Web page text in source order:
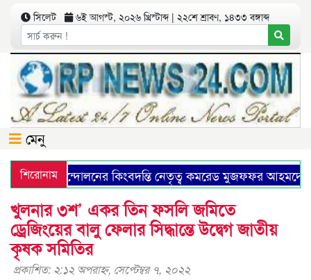
সিলেট ৬ই আগস্ট, ২০২৬ খ্রিস্টাব্দ | ২২শে শ্রাবণ, ১৪৩৩ বঙ্গাব্দ
মেনু
শিরোনামআন্দোলনের কিংবদন্তি নেতৃত্ব কমরেড মুজফ্ফর আহমদের
খুলনার ৩শ’ একর তিন ফসলি জমিতে
ড্রেজিংয়ের বালু ফেলার সিদ্ধান্তে উদ্বেগ জাতীয়
কৃষক সমিতির
প্রকাশিত: ২:১২ অপরাহ্ণ, সেপ্টেম্বর ৭, ২০২২